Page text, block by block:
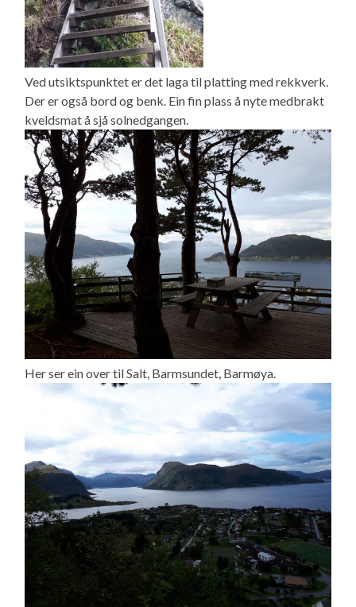
Ved utsiktspunktet er det laga til platting med rekkverk.
Der er også bord og benk. Ein fin plass å nyte medbrakt
kveldsmat å sjå solnedgangen.
Her ser ein over til Salt, Barmsundet, Barmøya.